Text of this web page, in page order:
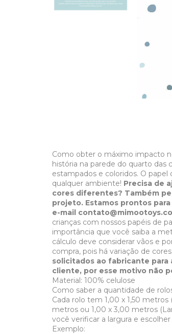
Como obter o máximo impacto
história na parede do quarto das
estampados e coloridos. O
qualquer ambiente! Precisa de
cores diferentes? Também
projeto. Estamos prontos
e-mail
crianças com nossos papéis de
importância que você saiba a
cálculo deve considerar vãos e
compra, pois há variação de
solicitados ao fabricante para
cliente, por esse motivo não
Material: 100% celulose
Como saber a quantidade de
Cada rolo tem 1,00 x 1,50
metros ou 1,00 x 3,00 metros
você verificar a largura e
Exemplo: